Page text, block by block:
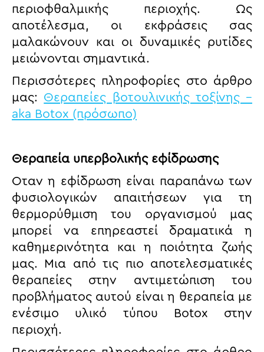
περιοφθαλμικής περιοχής. Ως
αποτέλεσμα, οι εκφράσεις σας
μαλακώνουν και οι δυναμικές ρυτίδες
μειώνονται σημαντικά.
Περισσότερες πληροφορίες στο άρθρο
μας: Θεραπείες βοτουλινικής τοξίνης –
aka Botox (πρόσωπο)
Θεραπεία υπερβολικής εφίδρωσης
Οταν η εφίδρωση είναι παραπάνω των
φυσιολογικών απαιτήσεων για τη
θερμορύθμιση του οργανισμού μας
μπορεί να επηρεαστεί δραματικά η
καθημερινότητα και η ποιότητα ζωής
μας. Μια από τις πιο αποτελεσματικές
θεραπείες στην αντιμετώπιση του
προβλήματος αυτού είναι η θεραπεία με
ενέσιμο υλικό τύπου Botox στην
περιοχή.